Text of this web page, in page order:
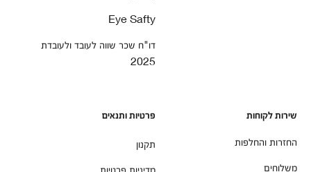
Eye Safty
דו"ח שכר שווה לעובד ולעובדת
2025
שירות לקוחות
החזרות והחלפות
משלוחים
פרטיות ותנאים
תקנון
מדיניות פרטיות